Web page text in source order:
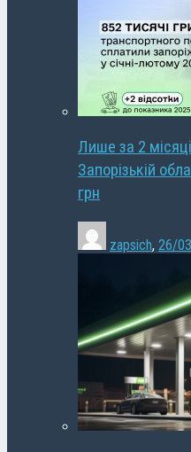
Лише за 2
Запорізькій
грн
zapsich, 26/